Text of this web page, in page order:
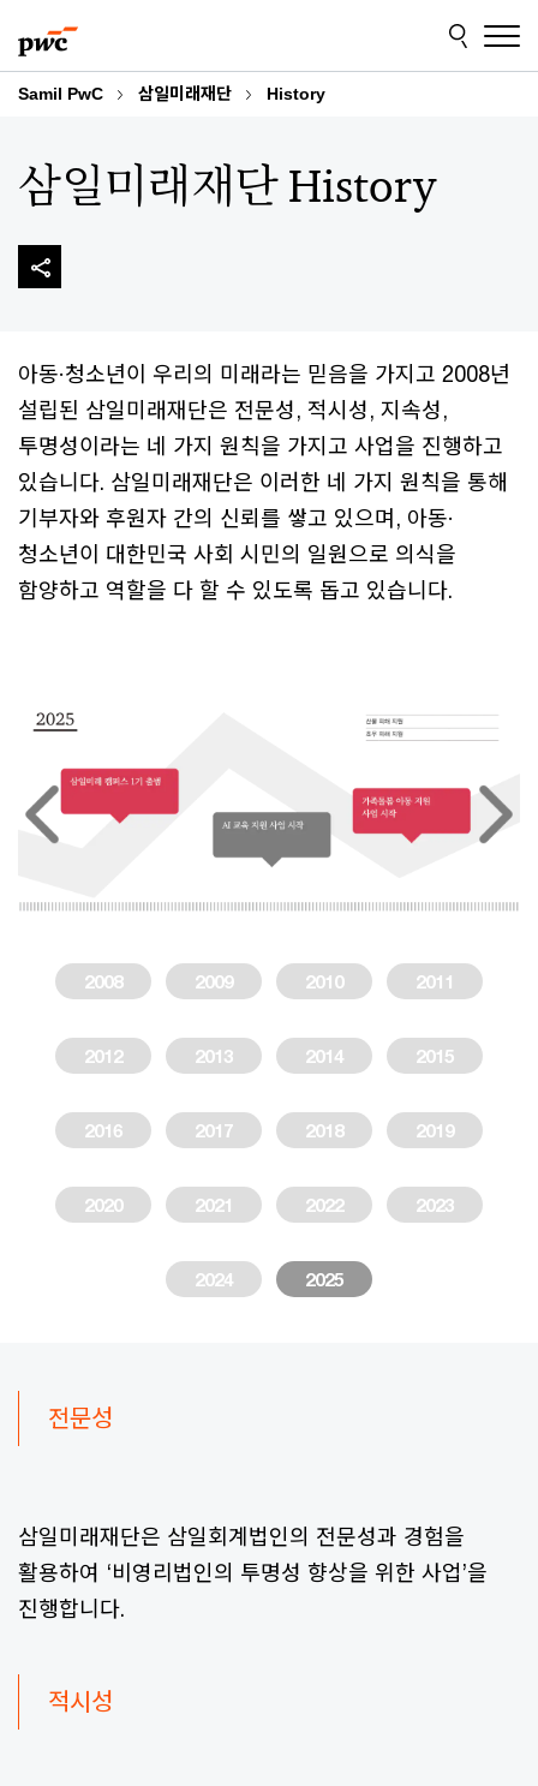
to
content
to
footer
Samil PwC 삼일미래재단 History
삼일미래재단 History
아동·청소년이 우리의 미래라는 믿음을 가지고 2008년
설립된 삼일미래재단은 전문성, 적시성, 지속성,
투명성이라는 네 가지 원칙을 가지고 사업을 진행하고
있습니다. 삼일미래재단은 이러한 네 가지 원칙을 통해
기부자와 후원자 간의 신뢰를 쌓고 있으며, 아동·
청소년이 대한민국 사회 시민의 일원으로 의식을
함양하고 역할을 다 할 수 있도록 돕고 있습니다.
2008 2009 2010 2011
2012 2013 2014 2015
2016 2017 2018 2019
2020 2021 2022 2023
2024 2025
전문성
삼일미래재단은 삼일회계법인의 전문성과 경험을
활용하여 ‘비영리법인의 투명성 향상을 위한 사업’을
진행합니다.
적시성